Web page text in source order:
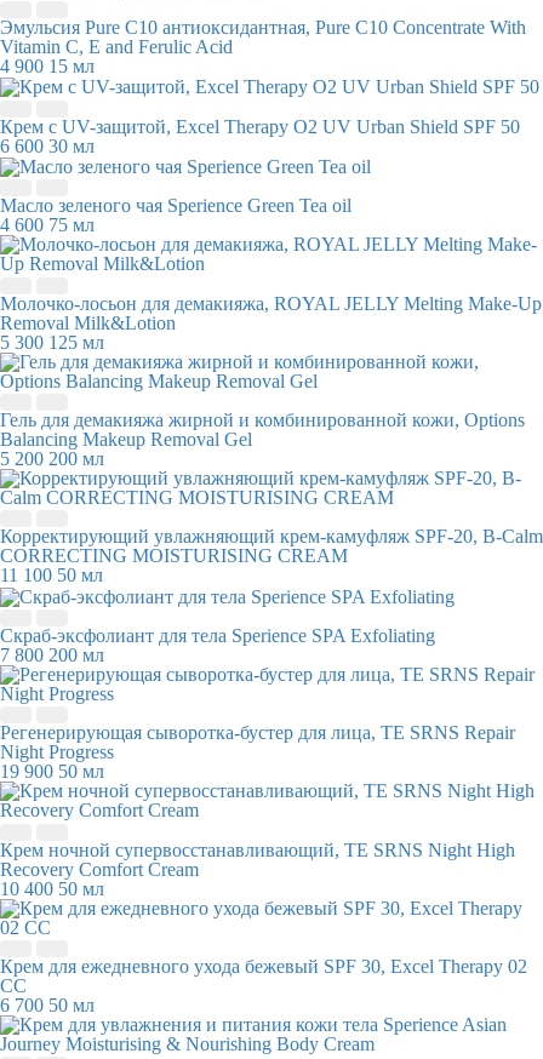
Эмульсия Pure C10 антиоксидантная, Pure C10 Concentrate With
Vitamin C, E and Ferulic Acid
4 900 15 мл
Крем с UV-защитой, Excel Therapy O2 UV Urban Shield SPF 50
6 600 30 мл
Масло зеленого чая Sperience Green Tea oil
4 600 75 мл
Молочко-лосьон для демакияжа, ROYAL JELLY Melting Make-Up
Removal Milk&Lotion
5 300 125 мл
Гель для демакияжа жирной и комбинированной кожи, Options
Balancing Makeup Removal Gel
5 200 200 мл
Корректирующий увлажняющий крем-камуфляж SPF-20, B-Calm
CORRECTING MOISTURISING CREAM
11 100 50 мл
Скраб-эксфолиант для тела Sperience SPA Exfoliating
7 800 200 мл
Регенерирующая сыворотка-бустер для лица, TE SRNS Repair
Night Progress
19 900 50 мл
Крем ночной супервосстанавливающий, TE SRNS Night High
Recovery Comfort Cream
10 400 50 мл
Крем для ежедневного ухода бежевый SPF 30, Excel Therapy 02
CC
6 700 50 мл